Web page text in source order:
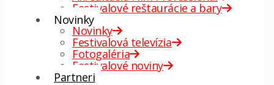
Festivalové reštaurácie a bary
Novinky
Novinky
Festivalová televízia
Fotogaléria
Festivalové noviny
Partneri